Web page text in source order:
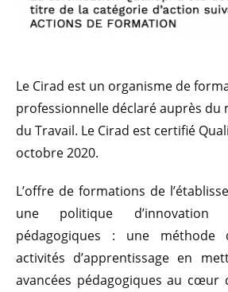
Le Cirad est un organisme de
professionnelle déclaré auprès du
du Travail. Le Cirad est certifié
octobre 2020.
L’offre de formations de
une politique
pédagogiques : une
activités d’apprentissage en
avancées pédagogiques au cœur